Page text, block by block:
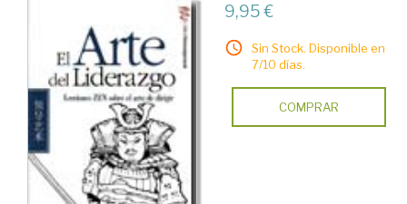
9,95 €
Sin Stock. Disponible en
7/10 días.
COMPRAR